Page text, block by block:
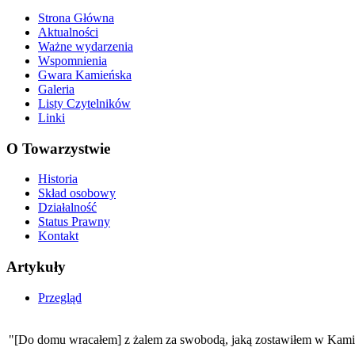
Strona Główna
Aktualności
Ważne wydarzenia
Wspomnienia
Gwara Kamieńska
Galeria
Listy Czytelników
Linki
O Towarzystwie
Historia
Skład osobowy
Działalność
Status Prawny
Kontakt
Artykuły
Przegląd
"[Do domu wracałem] z żalem za swobodą, jaką zostawiłem w